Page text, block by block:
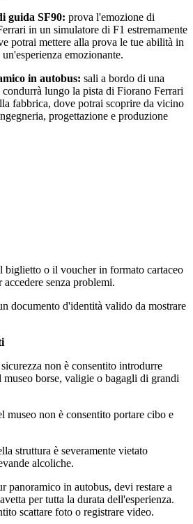
guida SF90: prova l'emozione di
in un simulatore di F1 estremamente
potrai mettere alla prova le tue abilità in
emozionante.
in autobus: sali a bordo di una
condurrà lungo la pista di Fiorano Ferrari
fabbrica, dove potrai scoprire da vicino
progettazione e produzione
biglietto o il voucher in formato cartaceo
senza problemi.
documento d'identità valido da mostrare
non è consentito introdurre
borse, valigie o bagagli di grandi
museo non è consentito portare cibo e
struttura è severamente vietato
alcoliche.
panoramico in autobus, devi restare a
per tutta la durata dell'esperienza.
scattare foto o registrare video.